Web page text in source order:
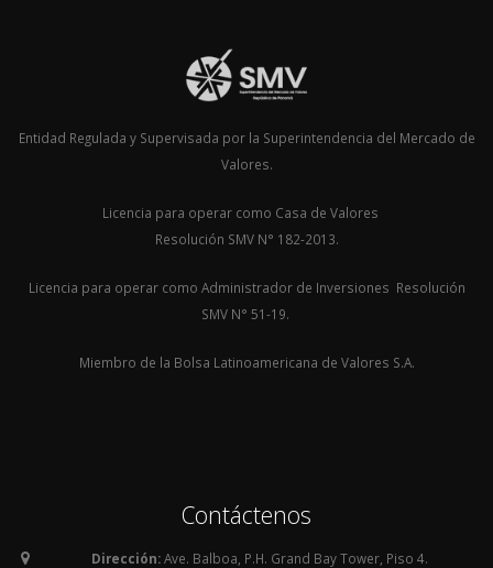
Entidad Regulada y Supervisada por la Superintendencia del Mercado de
Valores.
Licencia para operar como Casa de Valores
Resolución SMV N° 182-2013.
Licencia para operar como Administrador de Inversiones Resolución
SMV N° 51-19.
Miembro de la Bolsa Latinoamericana de Valores S.A.
Contáctenos
Dirección:Ave. Balboa, P.H. Grand Bay Tower, Piso 4.